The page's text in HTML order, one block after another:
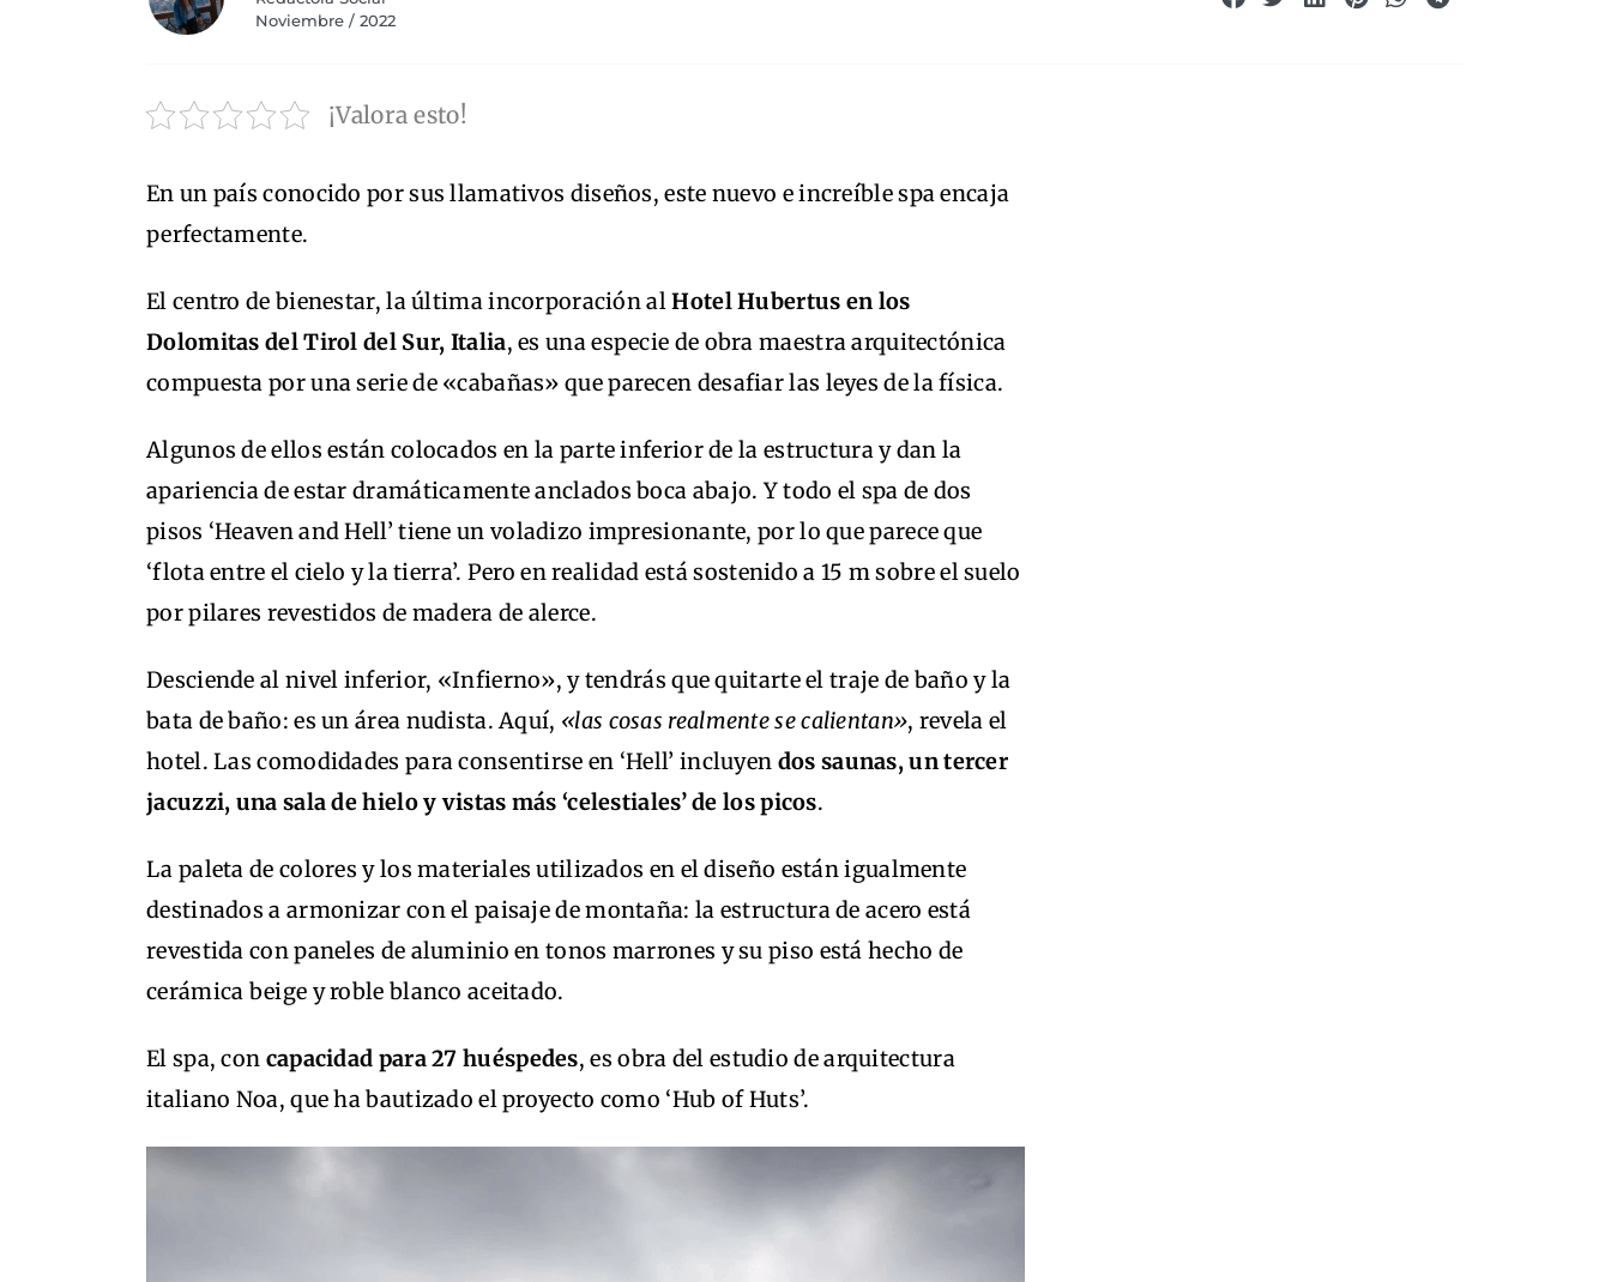
Noviembre / 2022
¡Valora esto!
En un país conocido por sus llamativos diseños, este nuevo e increíble spa encaja
perfectamente.
El centro de bienestar, la última incorporación alHotel Hubertus en los
Dolomitas del Tirol del Sur, Italia, es una especie de obra maestra arquitectónica
compuesta por una serie de «cabañas» que parecen desafiar las leyes de la física.
Algunos de ellos están colocados en la parte inferior de la estructura y dan la
apariencia de estar dramáticamente anclados boca abajo. Y todo el spa de dos
pisos ‘Heaven and Hell’ tiene un voladizo impresionante, por lo que parece que
‘flota entre el cielo y la tierra’. Pero en realidad está sostenido a 15 m sobre el suelo
por pilares revestidos de madera de alerce.
Desciende al nivel inferior, «Infierno», y tendrás que quitarte el traje de baño y la
bata de baño: es un área nudista. Aquí, «las cosas realmente se calientan», revela el
hotel. Las comodidades para consentirse en ‘Hell’ incluyen dos saunas, un tercer
jacuzzi, una sala de hielo y vistas más ‘celestiales’ de los picos.
La paleta de colores y los materiales utilizados en el diseño están igualmente
destinados a armonizar con el paisaje de montaña: la estructura de acero está
revestida con paneles de aluminio en tonos marrones y su piso está hecho de
cerámica beige y roble blanco aceitado.
El spa, con capacidad para 27 huéspedes, es obra del estudio de arquitectura
italiano Noa, que ha bautizado el proyecto como ‘Hub of Huts’.